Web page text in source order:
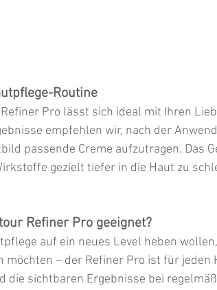
Routine
Pro lässt sich ideal mit Ihren
empfehlen wir, nach der
passende Creme aufzutragen. Das
gezielt tiefer in die Haut zu
Refiner Pro geeignet?
auf ein neues Level heben
möchten – der Refiner Pro ist für jeden
die sichtbaren Ergebnisse bei